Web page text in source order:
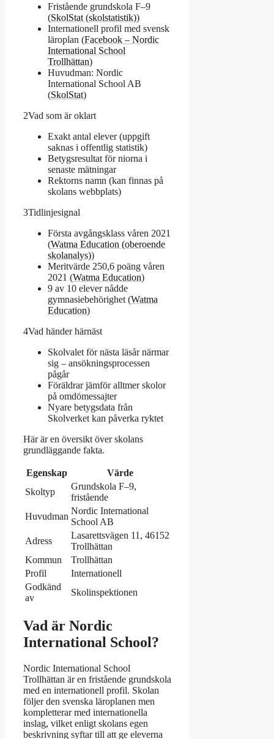
Fristående grundskola F–9
(SkolStat (skolstatistik))
Internationell profil med svensk
läroplan (Facebook – Nordic
International School
Trollhättan)
Huvudman: Nordic
International School AB
(SkolStat)
2Vad som är oklart
Exakt antal elever (uppgift
saknas i offentlig statistik)
Betygsresultat för niorna i
senaste mätningar
Rektorns namn (kan finnas på
skolans webbplats)
3Tidlinjesignal
Första avgångsklass våren 2021
(Watma Education (oberoende
skolanalys))
Meritvärde 250,6 poäng våren
2021 (Watma Education)
9 av 10 elever nådde
gymnasiebehörighet (Watma
Education)
4Vad händer härnäst
Skolvalet för nästa läsår närmar
sig – ansökningsprocessen
pågår
Föräldrar jämför alltmer skolor
på omdömessajter
Nyare betygsdata från
Skolverket kan påverka ryktet
Här är en översikt över skolans
grundläggande fakta.
Egenskap
Värde
Skoltyp
Grundskola F–9,
fristående
Huvudman
Nordic International
School AB
Adress
Lasarettsvägen 11, 46152
Trollhättan
Kommun
Trollhättan
Profil
Internationell
Godkänd
av
Skolinspektionen
Vad är Nordic
International School?
Nordic International School
Trollhättan är en fristående grundskola
med en internationell profil. Skolan
följer den svenska läroplanen men
kompletterar med internationella
inslag, vilket enligt skolans egen
beskrivning syftar till att ge eleverna